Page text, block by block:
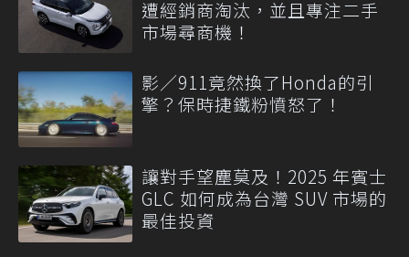
遭經銷商淘汰，並且專注二手
市場尋商機！
影／911竟然換了Honda的引
擎？保時捷鐵粉憤怒了！
讓對手望塵莫及！2025 年賓士
GLC 如何成為台灣 SUV 市場的
最佳投資